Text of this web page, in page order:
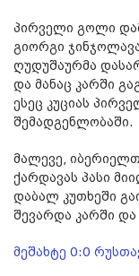
პირველი გოლი
გიორგი
ღუდუშაურმა
და მანაც კარში
ესეც კუციას
შემადგენლობაში.
მალევე,
ქარდავას პასი
დაბალ კუთხეში
შევარდა კარში და
მეშახტე 0:0